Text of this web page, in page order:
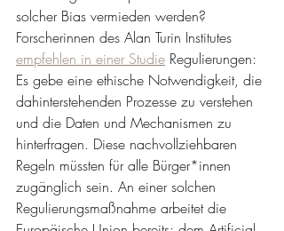
solcher Bias vermieden werden?
Forscherinnen des Alan Turin Institutes
empfehlen in einer Studie Regulierungen:
Es gebe eine ethische Notwendigkeit, die
dahinterstehenden Prozesse zu verstehen
und die Daten und Mechanismen zu
hinterfragen. Diese nachvollziehbaren
Regeln müssten für alle Bürger*innen
zugänglich sein. An einer solchen
Regulierungsmaßnahme arbeitet die